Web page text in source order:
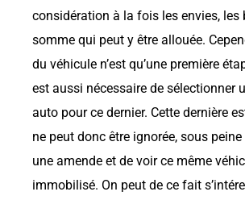
considération à la fois les envies, les
somme qui peut y être allouée.
du véhicule n’est qu’une première
est aussi nécessaire de sélectionner
auto pour ce dernier. Cette dernière
ne peut donc être ignorée, sous
une amende et de voir ce même
immobilisé. On peut de ce fait